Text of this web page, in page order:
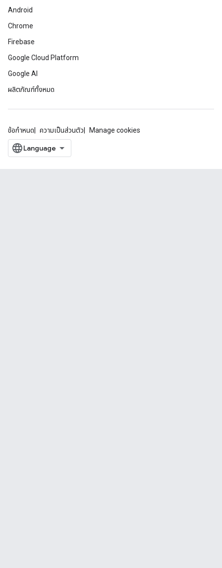
Android
Chrome
Firebase
Google Cloud Platform
Google AI
ผลิตภัณฑ์ทั้งหมด
ข้อกำหนด ความเป็นส่วนตัว Manage cookies